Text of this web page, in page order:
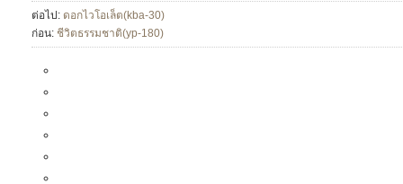
ต่อไป: ดอกไวโอเล็ต(kba-30)
ก่อน: ชีวิตธรรมชาติ(yp-180)